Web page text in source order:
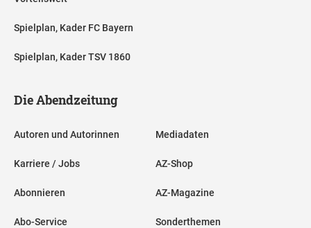
Spielplan, Kader FC Bayern
Spielplan, Kader TSV 1860
Die Abendzeitung
Autoren und Autorinnen
Karriere / Jobs
Abonnieren
Abo-Service
Mediadaten
AZ-Shop
AZ-Magazine
Sonderthemen